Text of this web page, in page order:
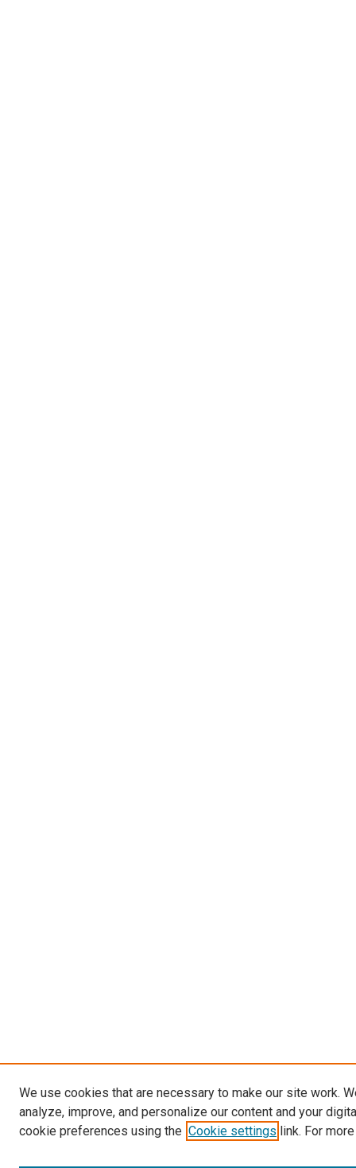
We use cookies that are necessary to make our site work.
analyze, improve, and personalize our content and your
cookie preferences using the Cookie settings link. For